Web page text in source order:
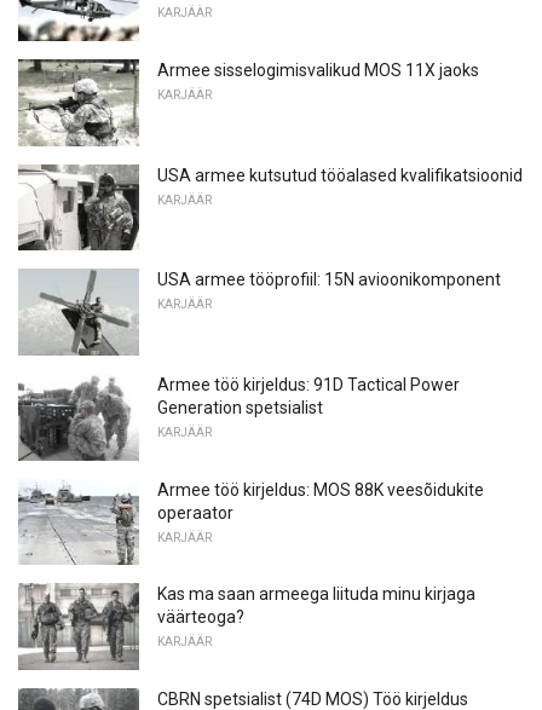
KARJÄÄR
Armee sisselogimisvalikud MOS 11X jaoks
KARJÄÄR
USA armee kutsutud tööalased kvalifikatsioonid
KARJÄÄR
USA armee tööprofiil: 15N avioonikomponent
KARJÄÄR
Armee töö kirjeldus: 91D Tactical Power
Generation spetsialist
KARJÄÄR
Armee töö kirjeldus: MOS 88K veesõidukite
operaator
KARJÄÄR
Kas ma saan armeega liituda minu kirjaga
väärteoga?
KARJÄÄR
CBRN spetsialist (74D MOS) Töö kirjeldus